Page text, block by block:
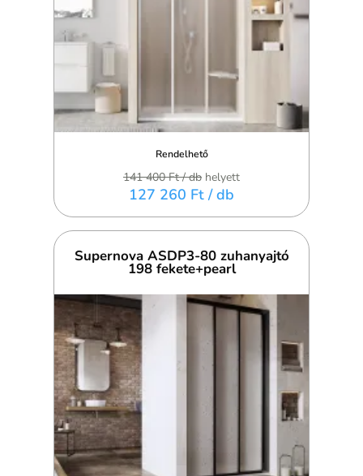
Rendelhető
141 400 Ft/ db helyett
127 260 Ft / db
Supernova ASDP3-80 zuhanyajtó
198 fekete+pearl